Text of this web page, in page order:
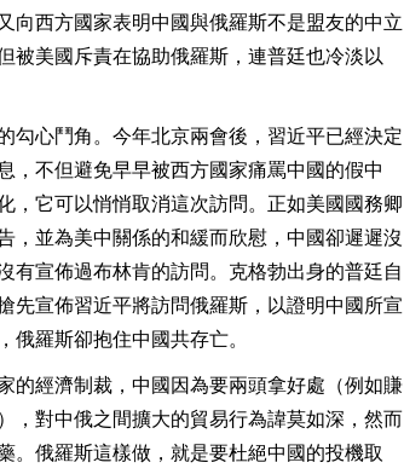
向西方國家表明中國與俄羅斯不是盟友的中立
被美國斥責在協助俄羅斯，連普廷也冷淡以
勾心鬥角。今年北京兩會後，習近平已經決定
，不但避免早早被西方國家痛罵中國的假中
，它可以悄悄取消這次訪問。正如美國國務卿
，並為美中關係的和緩而欣慰，中國卻遲遲沒
有宣佈過布林肯的訪問。克格勃出身的普廷自
先宣佈習近平將訪問俄羅斯，以證明中國所宣
羅斯卻抱住中國共存亡。
的經濟制裁，中國因為要兩頭拿好處（例如賺
，對中俄之間擴大的貿易行為諱莫如深，然而
。俄羅斯這樣做，就是要杜絕中國的投機取